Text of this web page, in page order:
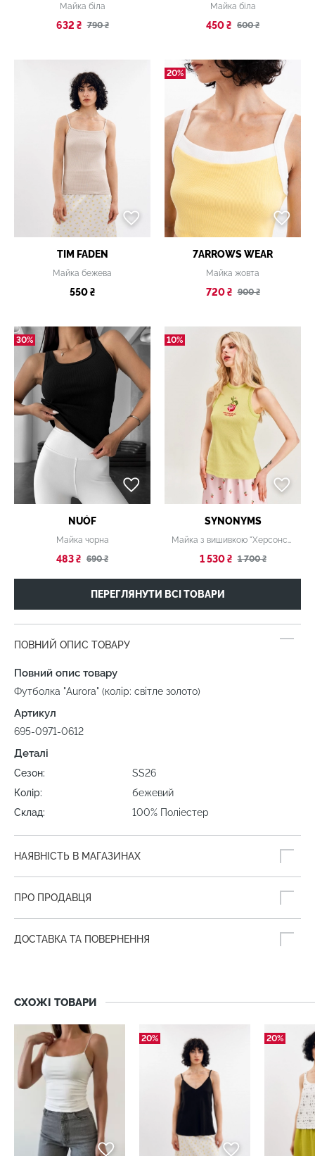
Майка біла
632 ₴ 790 ₴
Майка біла
450 ₴ 600 ₴
TIM FADEN
Майка бежева
550 ₴
20%
7ARROWS WEAR
Майка жовта
720 ₴ 900 ₴
30%
NUÓF
Майка чорна
483 ₴ 690 ₴
10%
SYNONYMS
Майка з вишивкою "Херсонські помідори"
1 530 ₴ 1 700 ₴
ПЕРЕГЛЯНУТИ ВСІ ТОВАРИ
ПОВНИЙ ОПИС ТОВАРУ
Повний опис товару
Футболка "Aurora" (колір: світле золото)
Артикул
695-0971-0612
Деталі
Сезон:
SS26
Колір:
бежевий
Склад:
100% Поліестер
НАЯВНІСТЬ В МАГАЗИНАХ
ПРО ПРОДАВЦЯ
ДОСТАВКА ТА ПОВЕРНЕННЯ
СХОЖІ ТОВАРИ
20% 20%